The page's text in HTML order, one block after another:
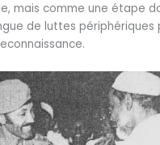
mais comme une étape
de luttes périphériques